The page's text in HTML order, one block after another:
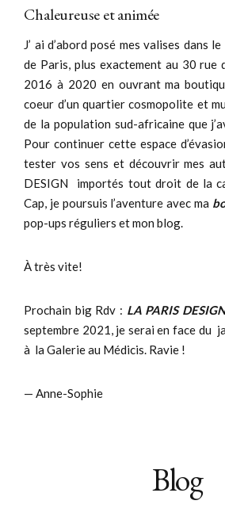
Chaleureuse et animée
J’ ai d’abord posé mes valises dans
de Paris, plus exactement au 30 rue
2016 à 2020 en ouvrant ma
coeur d’un quartier cosmopolite et
de la population sud-africaine que
Pour continuer cette espace
tester vos sens et découvrir mes
DESIGN importés tout droit de la
Cap, je poursuis l’aventure avec ma
pop-ups réguliers et mon blog.
À très vite!
Prochain big Rdv : LA PARIS
septembre 2021, je serai en face du
à la Galerie au Médicis. Ravie !
— Anne-Sophie
Blog